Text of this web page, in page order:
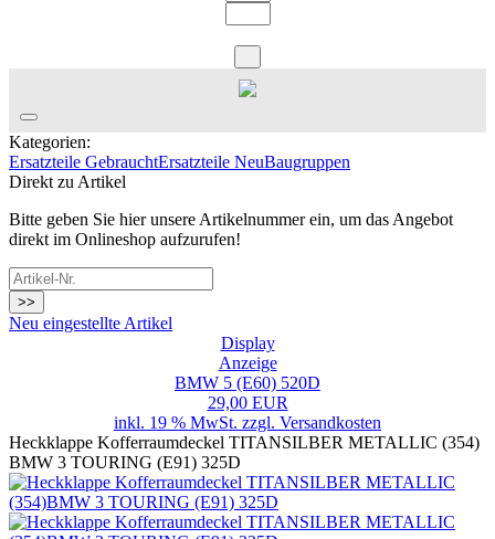
Kategorien:
Ersatzteile GebrauchtErsatzteile NeuBaugruppen
Direkt zu Artikel
Bitte geben Sie hier unsere Artikelnummer ein, um das Angebot
direkt im Onlineshop aufzurufen!
>>
Neu eingestellte Artikel
Display
Anzeige
BMW 5 (E60) 520D
29,00 EUR
inkl. 19 % MwSt. zzgl. Versandkosten
Heckklappe Kofferraumdeckel TITANSILBER METALLIC (354)
BMW 3 TOURING (E91) 325D